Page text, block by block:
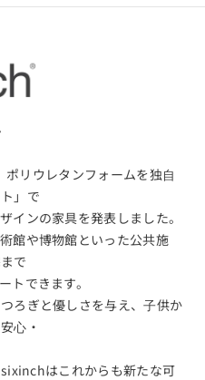
ポリウレタンフォームを独⾃
」で
インの家具を発表しました。
館や博物館といった公共施
で
トできます。
ろぎと優しさを与え、⼦供か
⼼・
はこれからも新たな可